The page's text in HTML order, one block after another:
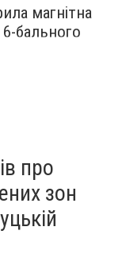
магнітна
бального
про
зон